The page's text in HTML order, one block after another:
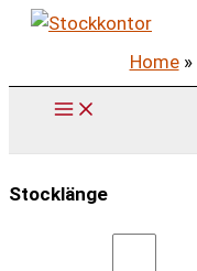
Zum
springen
Home»
Stocklänge